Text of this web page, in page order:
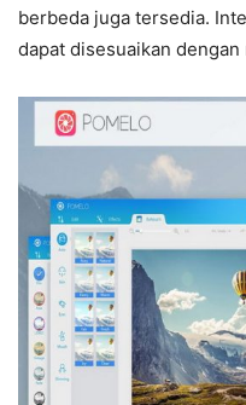
berbeda juga tersedia.
dapat disesuaikan